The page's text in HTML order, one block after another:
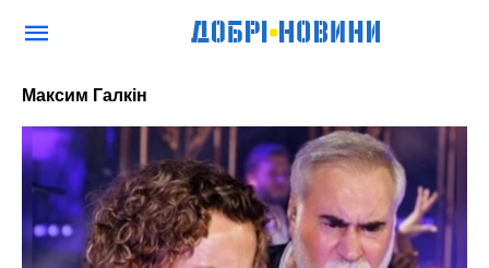
Максим Галкін